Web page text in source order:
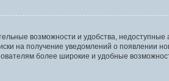
возможности и удобства,
на получение уведомлений о появлении
более широкие и удобные